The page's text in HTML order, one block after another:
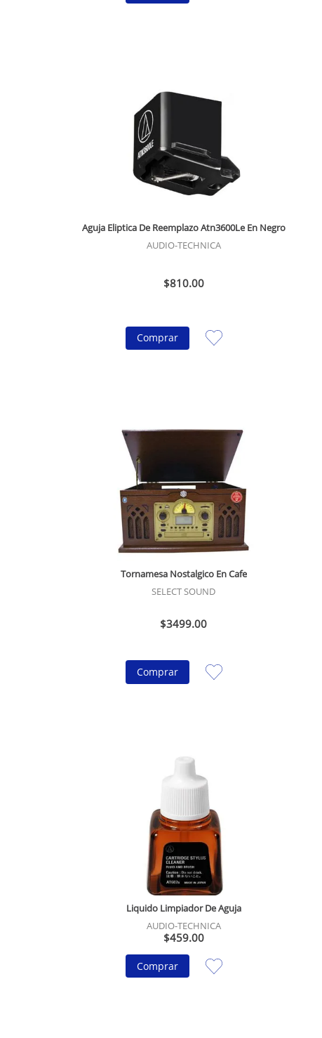
Aguja Eliptica De Reemplazo Atn3600Le En Negro
AUDIO-TECHNICA
$810.00
Comprar
Tornamesa Nostalgico En Cafe
SELECT SOUND
$3499.00
Comprar
Liquido Limpiador De Aguja
AUDIO-TECHNICA
$459.00
Comprar